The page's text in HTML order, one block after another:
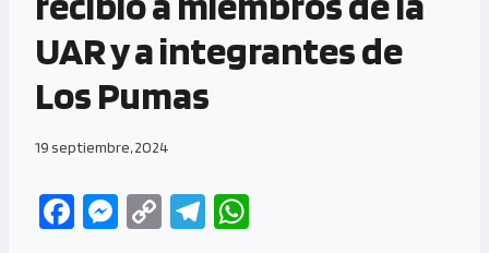
UAR y a integrantes de
Los Pumas
19 septiembre, 2024
Fa M
C
Te